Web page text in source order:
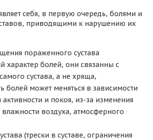
себя, в первую очередь, болями и
приводящими к нарушению их
пораженного сустава
характер болей, они связанны с
сустава, а не хряща,
болей может меняться в зависимости
и покоя, из-за изменения
воздуха, атмосферного
(трески в суставе, ограничения